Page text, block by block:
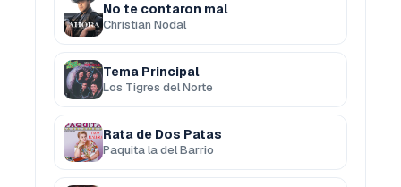
No te contaron mal
Christian Nodal
Tema Principal
Los Tigres del Norte
Rata de Dos Patas
Paquita la del Barrio